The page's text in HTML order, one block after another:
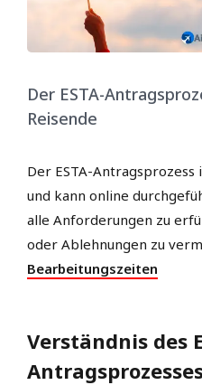
Der ESTA-
Reisende
Der ESTA-
und kann online
alle Anforderungen zu
oder Ablehnungen zu
Bearbeitungszeiten
Verständnis des